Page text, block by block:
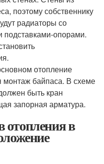
поэтому собственнику
радиаторы со
опорами.
отопление
монтаж байпаса. В схеме
быть кран
запорная арматура.
в